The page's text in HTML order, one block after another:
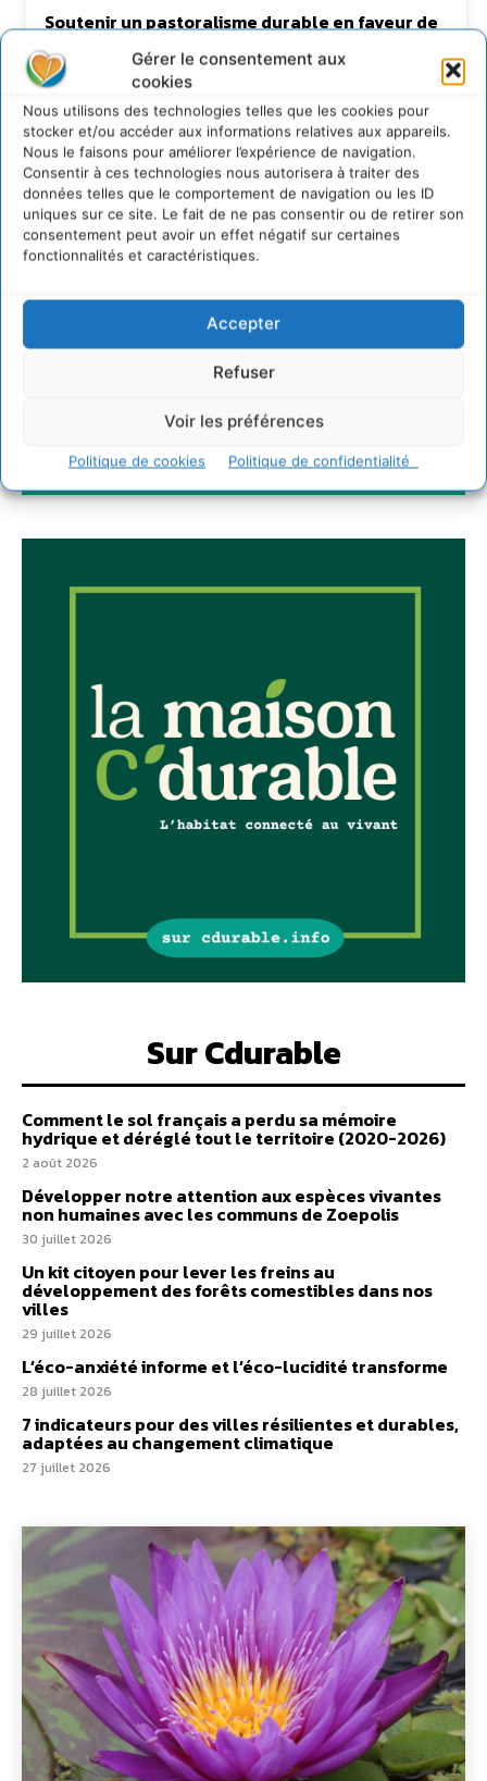
Gérer le consentement aux
cookies
Nous utilisons des technologies telles que les cookies pour
stocker et/ou accéder aux informations relatives aux appareils.
Nous le faisons pour améliorer l’expérience de navigation.
Consentir à ces technologies nous autorisera à traiter des
données telles que le comportement de navigation ou les ID
uniques sur ce site. Le fait de ne pas consentir ou de retirer son
consentement peut avoir un effet négatif sur certaines
fonctionnalités et caractéristiques.
Accepter
Refuser
Voir les préférences
Politique de cookies Politique de confidentialité
Soutenir un pastoralisme durable en faveur de
6 août 2026
S’inspirer de l’arbre pour un modèle
économique régénératif du vivant …
5 août 2026
IPBES : le « GIEC de la biodiversité » appelle les
entreprises à devenir des alliées du vivant
4 août 2026
Newsletter
JE M'ABONNE
Sur Cdurable
Comment le sol français a perdu sa mémoire
hydrique et déréglé tout le territoire (2020-2026)
2 août 2026
Développer notre attention aux espèces vivantes
non humaines avec les communs de Zoepolis
30 juillet 2026
Un kit citoyen pour lever les freins au
développement des forêts comestibles dans nos
villes
29 juillet 2026
L’éco-anxiété informe et l’éco-lucidité transforme
28 juillet 2026
7 indicateurs pour des villes résilientes et durables,
adaptées au changement climatique
27 juillet 2026